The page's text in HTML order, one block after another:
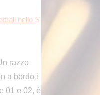
nello S
razzo
a bordo i
01 e 02, è